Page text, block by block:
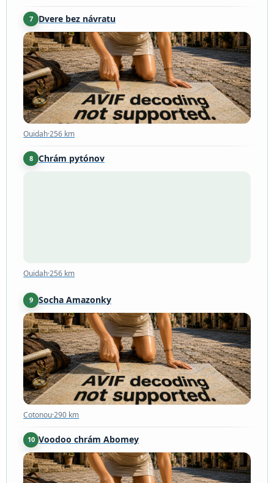
7 Dvere bez návratu
Ouidah·256 km
Ouidah·256 km
8 Chrám pytónov
Ouidah·256 km
9 Socha Amazonky
Cotonou·290 km
Cotonou·290 km
10 Voodoo chrám Abomey
Abomey·293 km